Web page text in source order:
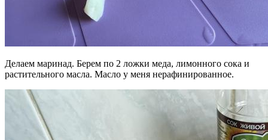
Делаем маринад. Берем по 2 ложки меда, лимонного сока и
растительного масла. Масло у меня нерафинированное.